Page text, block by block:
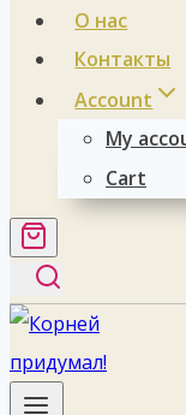
О нас
Контакты
Account
My
Cart